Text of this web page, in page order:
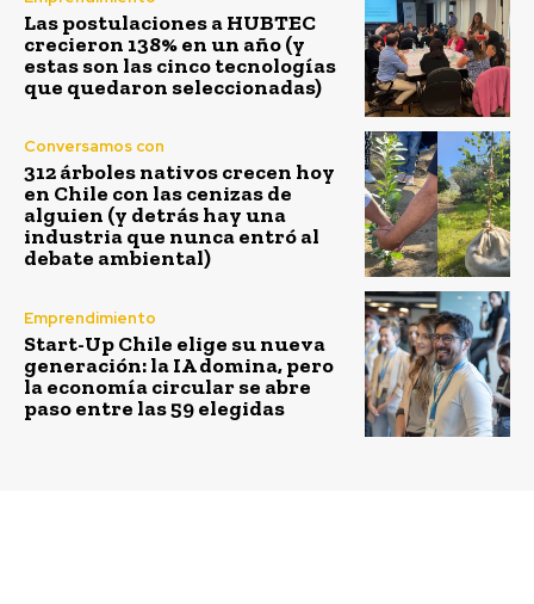
Las postulaciones a HUBTEC
crecieron 138% en un año (y
estas son las cinco tecnologías
que quedaron seleccionadas)
Conversamos con
312 árboles nativos crecen hoy
en Chile con las cenizas de
alguien (y detrás hay una
industria que nunca entró al
debate ambiental)
Emprendimiento
Start-Up Chile elige su nueva
generación: la IA domina, pero
la economía circular se abre
paso entre las 59 elegidas